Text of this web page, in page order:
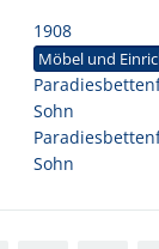
1908
Möbel und
Sohn
Sohn